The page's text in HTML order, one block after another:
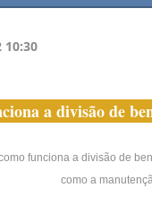
10:30
a divisão de
funciona a divisão de
como a